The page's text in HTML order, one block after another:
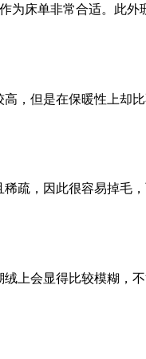
为床单非常合适。此
但是在保暖性上却比
，因此很容易掉毛，
会显得比较模糊，不